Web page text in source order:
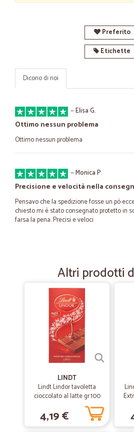
Preferito
Etichette
Dicono di noi
—Elisa G.
Ottimo nessun problema
Ottimo nessun problema
—Monica P.
Precisione e velocità nella
Pensavo che la spedizione fosse un pó
chiesto mi è stato consegnato protetto in
farsa la pena. Precisi e veloci
Tutto ok, perfetto e preciso
—Fabrizio B.
Il prodotto è arrivato puntualissimo
Il prodotto è arrivato puntualissimo, due
Prezzo in linea col mercato.
—Andrea G.
Semplice
Semplice , veloce , affidabile . Il sistema di
migliorabile , ma comunque buono.
Altri prodotti
LINDT
Lindt Lindor tavoletta
cioccolato al latte gr.100
4,19 €